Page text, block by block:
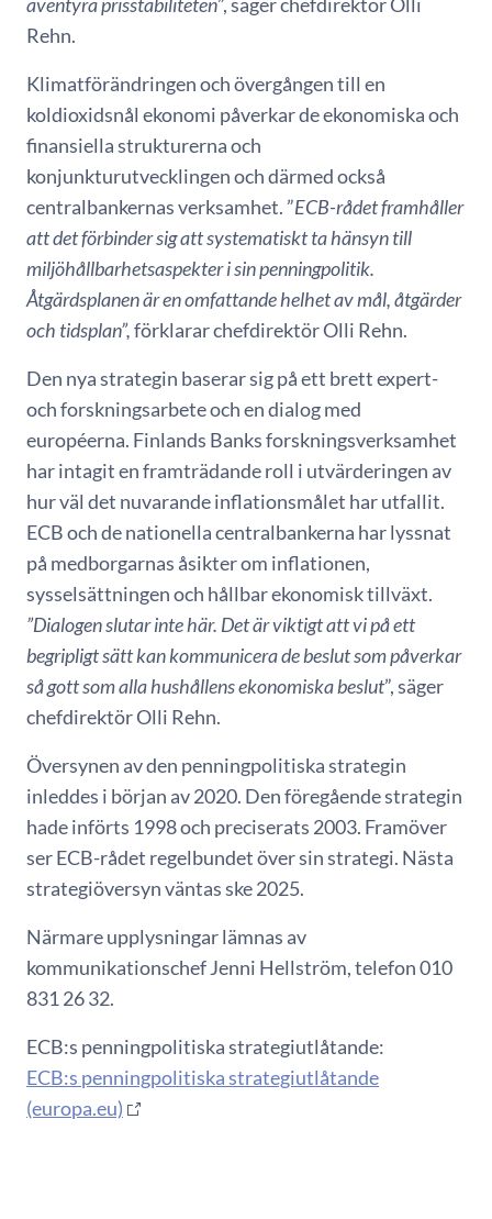
Rehn.
Klimatförändringen och övergången till en
koldioxidsnål ekonomi påverkar de ekonomiska och
finansiella strukturerna och
konjunkturutvecklingen och därmed också
centralbankernas verksamhet. ”ECB-rådet framhåller
att det förbinder sig att systematiskt ta hänsyn till
miljöhållbarhetsaspekter i sin penningpolitik.
Åtgärdsplanen är en omfattande helhet av mål, åtgärder
och tidsplan”,förklarar chefdirektör Olli Rehn.
Den nya strategin baserar sig på ett brett expert-
och forskningsarbete och en dialog med
européerna. Finlands Banks forskningsverksamhet
har intagit en framträdande roll i utvärderingen av
hur väl det nuvarande inflationsmålet har utfallit.
ECB och de nationella centralbankerna har lyssnat
på medborgarnas åsikter om inflationen,
sysselsättningen och hållbar ekonomisk tillväxt.
”Dialogen slutar inte här. Det är viktigt att vi på ett
begripligt sätt kan kommunicera de beslut som påverkar
så gott som alla hushållens ekonomiska beslut”, säger
chefdirektör Olli Rehn.
Översynen av den penningpolitiska strategin
inleddes i början av 2020. Den föregående strategin
hade införts 1998 och preciserats 2003. Framöver
ser ECB-rådet regelbundet över sin strategi. Nästa
strategiöversyn väntas ske 2025.
Närmare upplysningar lämnas av
kommunikationschef Jenni Hellström, telefon 010
831 26 32.
ECB:s penningpolitiska strategiutlåtande:
ECB:s penningpolitiska strategiutlåtande
(europa.eu)